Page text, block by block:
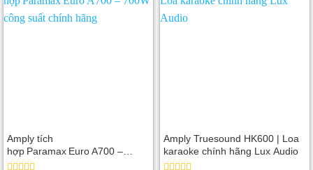
Amply tích
hợp Paramax Euro A700 –
700W công suất chính hãng
Amply Truesound HK600 | Loa
karaoke chính hãng Lux Audio